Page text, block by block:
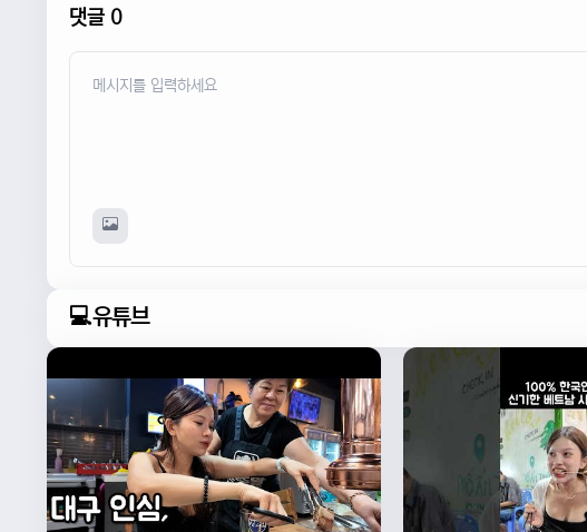
댓글 0
💻유튜브